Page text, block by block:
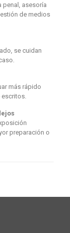
penal, asesoría
de medios
se cuidan
más rápido
preparación o